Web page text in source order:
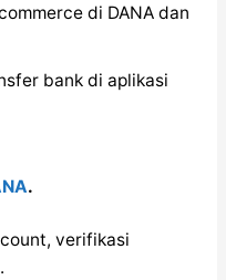
di DANA dan
bank di aplikasi
.
verifikasi